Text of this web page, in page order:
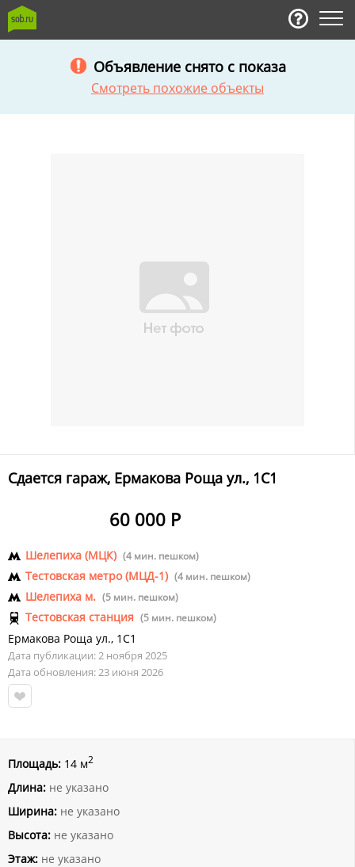
Объявление снято с показа
Смотреть похожие объекты
Сдается гараж, Ермакова Роща ул., 1С1
60 000 Р
Шелепиха (МЦК) (4 мин. пешком)
Тестовская метро (МЦД-1) (4 мин. пешком)
Шелепиха м. (5 мин. пешком)
Тестовская станция (5 мин. пешком)
Ермакова Роща ул., 1С1
Дата публикации: 2 ноября 2025
Дата обновления: 23 июня 2026
Площадь: 14 м2
Длина: не указано
Ширина: не указано
Высота: не указано
Этаж: не указано